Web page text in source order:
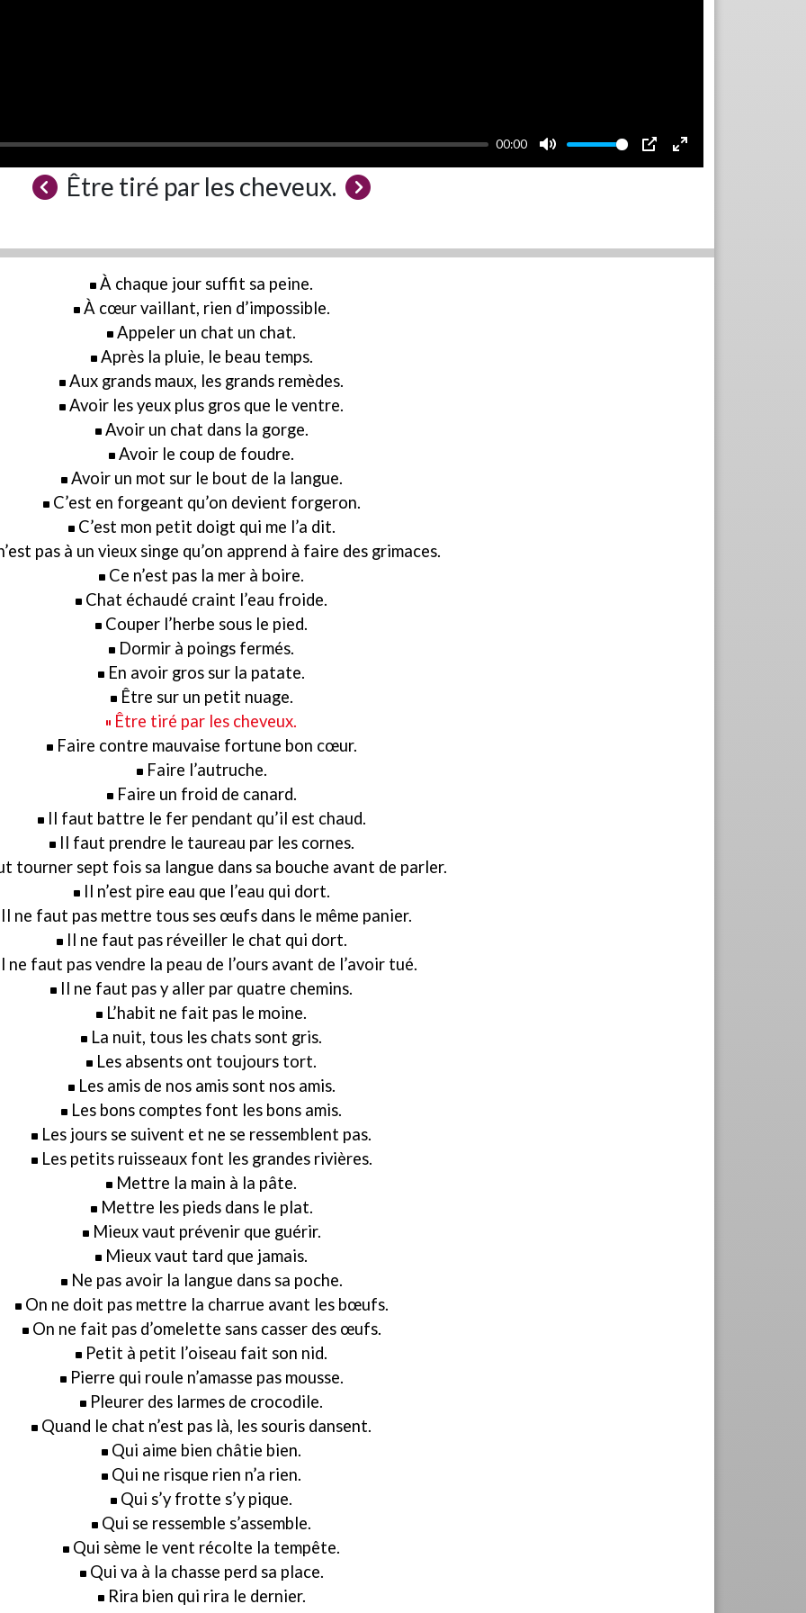
00:00
Mute PIP Enter
Être tiré par les cheveux.
À chaque jour suffit sa peine.
À cœur vaillant, rien d’impossible.
Appeler un chat un chat.
Après la pluie, le beau temps.
Aux grands maux, les grands remèdes.
Avoir les yeux plus gros que le ventre.
Avoir un chat dans la gorge.
Avoir le coup de foudre.
Avoir un mot sur le bout de la langue.
C’est en forgeant qu’on devient forgeron.
C’est mon petit doigt qui me l’a dit.
pas à un vieux singe qu’on apprend à faire des grimaces.
Ce n’est pas la mer à boire.
Chat échaudé craint l’eau froide.
Couper l’herbe sous le pied.
Dormir à poings fermés.
En avoir gros sur la patate.
Être sur un petit nuage.
Être tiré par les cheveux.
Faire contre mauvaise fortune bon cœur.
Faire l’autruche.
Faire un froid de canard.
Il faut battre le fer pendant qu’il est chaud.
Il faut prendre le taureau par les cornes.
tourner sept fois sa langue dans sa bouche avant de parler.
Il n’est pire eau que l’eau qui dort.
Il ne faut pas mettre tous ses œufs dans le même panier.
Il ne faut pas réveiller le chat qui dort.
ne faut pas vendre la peau de l’ours avant de l’avoir tué.
Il ne faut pas y aller par quatre chemins.
L’habit ne fait pas le moine.
La nuit, tous les chats sont gris.
Les absents ont toujours tort.
Les amis de nos amis sont nos amis.
Les bons comptes font les bons amis.
Les jours se suivent et ne se ressemblent pas.
Les petits ruisseaux font les grandes rivières.
Mettre la main à la pâte.
Mettre les pieds dans le plat.
Mieux vaut prévenir que guérir.
Mieux vaut tard que jamais.
Ne pas avoir la langue dans sa poche.
On ne doit pas mettre la charrue avant les bœufs.
On ne fait pas d’omelette sans casser des œufs.
Petit à petit l’oiseau fait son nid.
Pierre qui roule n’amasse pas mousse.
Pleurer des larmes de crocodile.
Quand le chat n’est pas là, les souris dansent.
Qui aime bien châtie bien.
Qui ne risque rien n’a rien.
Qui s’y frotte s’y pique.
Qui se ressemble s’assemble.
Qui sème le vent récolte la tempête.
Qui va à la chasse perd sa place.
Rira bien qui rira le dernier.